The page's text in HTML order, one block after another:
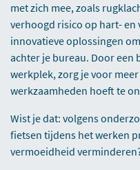
met zich mee, zoals
verhoogd risico op hart- en
innovatieve oplossingen
achter je bureau. Door een
werkplek, zorg je voor
werkzaamheden hoeft te
Wist je dat: volgens
fietsen tijdens het werken
vermoeidheid